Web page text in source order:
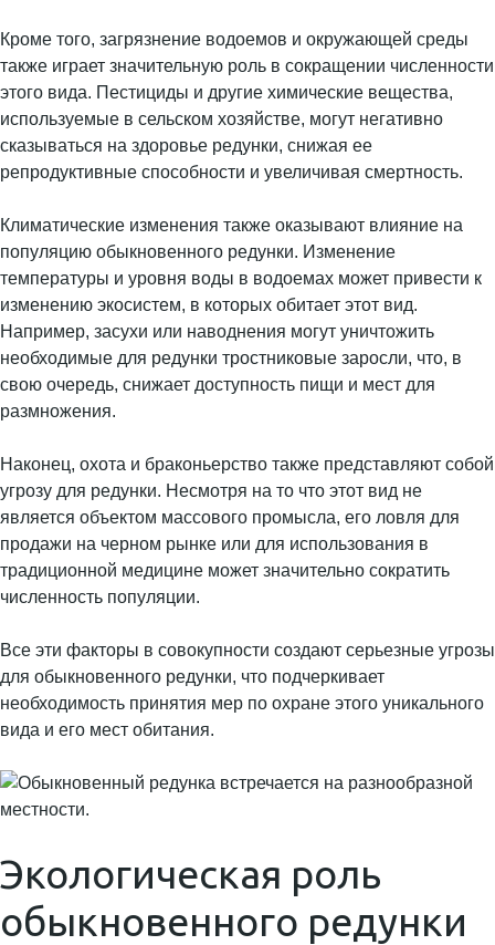
Кроме того, загрязнение водоемов и окружающей среды
также играет значительную роль в сокращении численности
этого вида. Пестициды и другие химические вещества,
используемые в сельском хозяйстве, могут негативно
сказываться на здоровье редунки, снижая ее
репродуктивные способности и увеличивая смертность.
Климатические изменения также оказывают влияние на
популяцию обыкновенного редунки. Изменение
температуры и уровня воды в водоемах может привести к
изменению экосистем, в которых обитает этот вид.
Например, засухи или наводнения могут уничтожить
необходимые для редунки тростниковые заросли, что, в
свою очередь, снижает доступность пищи и мест для
размножения.
Наконец, охота и браконьерство также представляют собой
угрозу для редунки. Несмотря на то что этот вид не
является объектом массового промысла, его ловля для
продажи на черном рынке или для использования в
традиционной медицине может значительно сократить
численность популяции.
Все эти факторы в совокупности создают серьезные угрозы
для обыкновенного редунки, что подчеркивает
необходимость принятия мер по охране этого уникального
вида и его мест обитания.
Экологическая роль
обыкновенного редунки